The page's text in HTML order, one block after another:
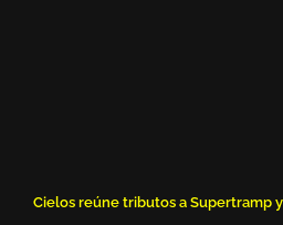
Cielos reúne tributos a Supertramp